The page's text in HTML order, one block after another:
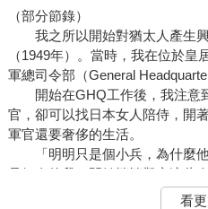
（部分節錄）
我之所以開始對猶太人產生興
（1949年）。當時，我在位於
軍總司令部（General
開始在GHQ工作後，我注意
官，卻可以找日本女人陪侍，開
軍官還要奢侈的生活。
「明明只是個小兵，為什麼他
是好奇的我，開始悄悄觀察這些人
奇怪的是，這些士兵雖然也是
看